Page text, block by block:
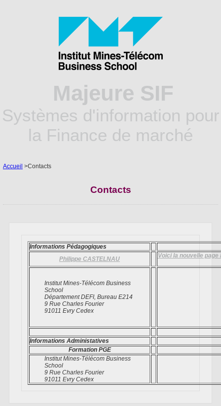
Majeure SIF
Systèmes d'information pour
la Finance de marché
Accueil >Contacts
Contacts
Informations Pédagogiques
Philippe CASTELNAU
Voici la nouvelle page
Institut Mines-Télécom Business
School
Département DEFI, Bureau E214
9 Rue Charles Fourier
91011 Evry Cedex
Informations Administatives
Formation PGE
Institut Mines-Télécom Business
School
9 Rue Charles Fourier
91011 Evry Cedex